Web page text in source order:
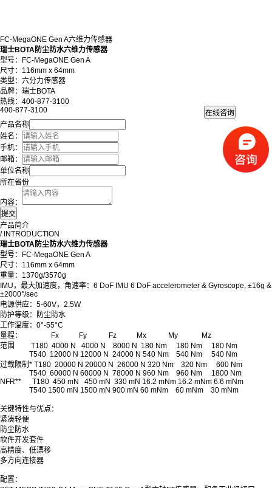
FC-MegaONE Gen A六维力传感器
瑞士BOTA防尘防水六维力传感器
型号：FC-MegaONE Gen A
尺寸：116mm x 64mm
类型：六分力传感器
品牌：瑞士BOTA
热线：400-877-3100
400-877-3100
产品名称
姓名：
手机：
邮箱：
单位名称
所在省份
内容：
产品简介
/ INTRODUCTION
瑞士BOTA防尘防水六维力传感器
型号：FC-MegaONE Gen A
尺寸：116mm x 64mm
重量：1370g/3570g
IMU，最大加速度，角速率：6 DoF IMU 6 DoF accelerometer & Gyroscope, ±16g &
±2000°/sec
电源供应：5-60V，2.5W
防护等级：防尘防水
工作温度：0°-55°C
量程： Fx Fy Fz Mx My Mz
范围 T180 4000 N 4000 N 8000 N 180 Nm 180 Nm 180 Nm
T540 12000 N 12000 N 24000 N 540 Nm 540 Nm 540 Nm
过载限制* T180 20000 N 20000 N 26000 N 320 Nm 320 Nm 600 Nm
T540 60000 N 60000 N 78000 N 960 Nm 960 Nm 1800 Nm
NFR** T180 450 mN 450 mN 330 mN 16.2 mNm 16.2 mNm 6.6 mNm
T540 1500 mN 1500 mN 900 mN 60 mNm 60 mNm 30 mNm
关键特性与优点：
紧凑轻便
防尘防水
软件开发套件
高精度、低漂移
多方向连接器
配置：